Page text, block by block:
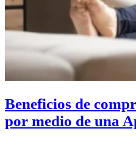
Beneficios de
por medio de una